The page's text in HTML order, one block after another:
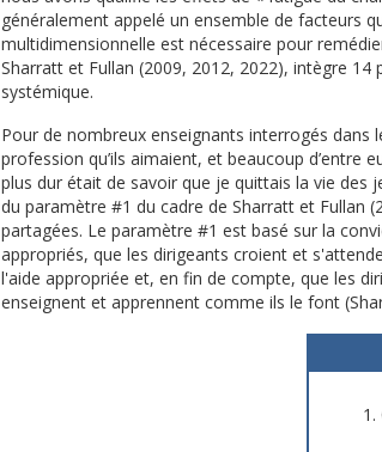
généralement appelé un ensemble de facteurs
multidimensionnelle est nécessaire pour
Sharratt et Fullan (2009, 2012, 2022), intègre 14
systémique.
Pour de nombreux enseignants interrogés dans
profession qu’ils aimaient, et beaucoup d’entre
plus dur était de savoir que je quittais la vie des
du paramètre #1 du cadre de Sharratt et Fullan
partagées. Le paramètre #1 est basé sur la
appropriés, que les dirigeants croient et
l'aide appropriée et, en fin de compte, que les
enseignent et apprennent comme ils le font